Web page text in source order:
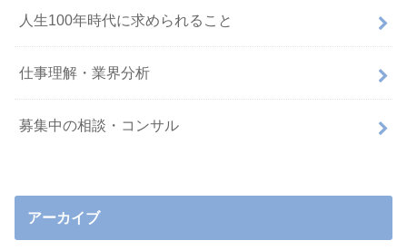
人生100年時代に求められること
仕事理解・業界分析
募集中の相談・コンサル
アーカイブ